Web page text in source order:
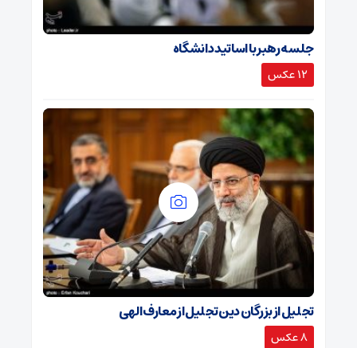
جلسه رهبر با اساتید دانشگاه
12 عکس
تجلیل از بزرگان دین تجلیل از معارف الهی
8 عکس